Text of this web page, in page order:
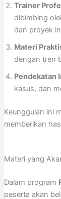
Trainer
dibimbing
dan proyek
Materi
dengan tren
Pendekatan
kasus, dan
Keunggulan ini
memberikan
Materi yang
Dalam program
peserta akan